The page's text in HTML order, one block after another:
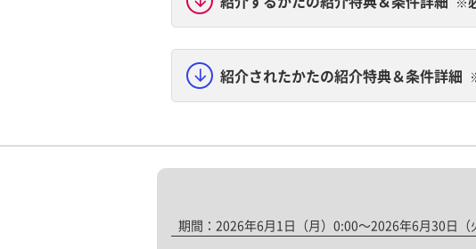
紹介されたかたの紹介特典＆条件詳細
期間：2026年6月1日（月）0:00～2026年6月30日（